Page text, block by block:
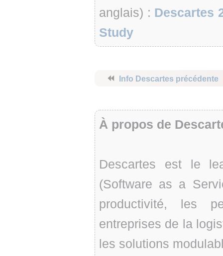
anglais) : Descartes
Study
⏪ Info Descartes précédente
À propos de
Descartes est le
(Software as a
productivité, les
entreprises de la
les solutions